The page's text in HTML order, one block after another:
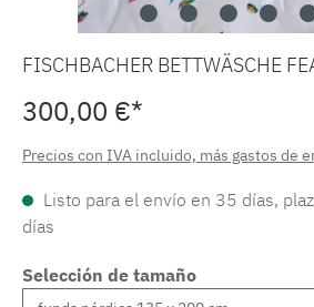
FISCHBACHER BETTWÄSCHE
300,00 €*
Precios con IVA incluido, más gastos de
Listo para el envío en 35 días,
días
Selección de tamaño